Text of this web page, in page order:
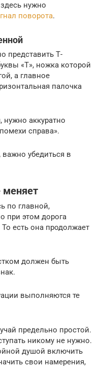
нужно
поворота.
представить Т-
«Т», ножка которой
а главное
палочка
нужно аккуратно
справа».
убедиться в
меняет
по главной,
при этом дорога
есть она продолжает
должен быть
выполняются те
предельно простой.
никому не нужно.
душой включить
свои намерения,